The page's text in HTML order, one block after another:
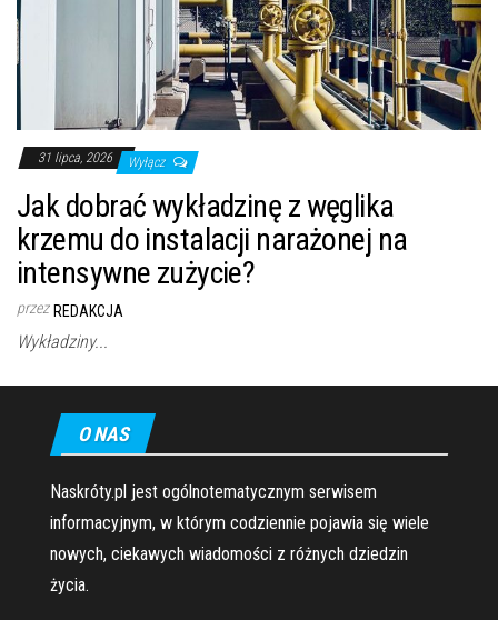
31 lipca, 2026 Wyłącz
Jak dobrać wykładzinę z węglika
krzemu do instalacji narażonej na
intensywne zużycie?
przez REDAKCJA
Wykładziny...
O NAS
Naskróty.pl jest ogólnotematycznym serwisem
informacyjnym, w którym codziennie pojawia się wiele
nowych, ciekawych wiadomości z różnych dziedzin
życia.